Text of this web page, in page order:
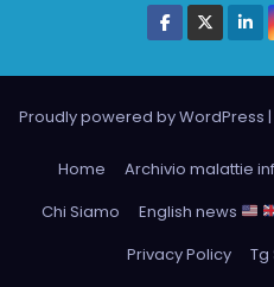
Proudly powered by WordPress |
Home Archivio malattie
Chi Siamo
English news
Privacy Policy
Tg